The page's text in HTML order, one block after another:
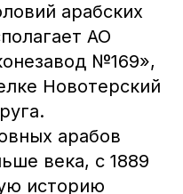
арабских
АО
№169»,
Новотерский
арабов
века, с 1889
историю